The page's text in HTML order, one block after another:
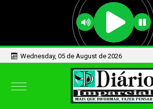
Wednesday, 05 de August de 2026